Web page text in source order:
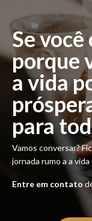
Se
porque
a vida
para
Vamos conversar?
jornada rumo a a
Entre em contato